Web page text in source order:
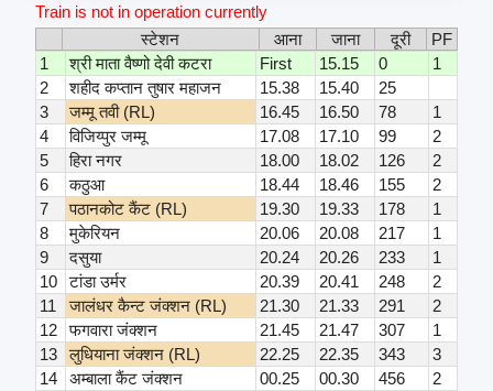
Train is not in operation currently
स्टेशन
आना जाना दूरी
PF
1
श्री माता वैष्णो देवी कटरा First 15.15 0
1
2
शहीद कप्तान तुषार महाजन 15.38 15.40
25
3
जम्मू तवी (RL) 16.45 16.50 78
1
4
विजिय्पुर जम्मू 17.08 17.10 99
2
5
हिरा नगर 18.00 18.02 126
2
6
कठुआ 18.44 18.46 155
2
7
पठानकोट कैंट (RL) 19.30 19.33 178
1
8
मुकेरियन 20.06 20.08 217
1
9
दसुया 20.24 20.26 233
1
10
टांडा उर्मर 20.39 20.41 248
2
11
जालंधर कैन्ट जंक्शन (RL) 21.30 21.33 291
2
12
फगवारा जंक्शन 21.45 21.47 307
1
13
लुधियाना जंक्शन (RL) 22.25 22.35 343
3
14
अम्बाला कैंट जंक्शन 00.25 00.30 456
2